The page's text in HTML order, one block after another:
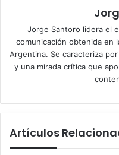
Jorge Santoro lidera el
comunicación obtenida en
Argentina. Se caracteriza
y una mirada crítica que
Artículos